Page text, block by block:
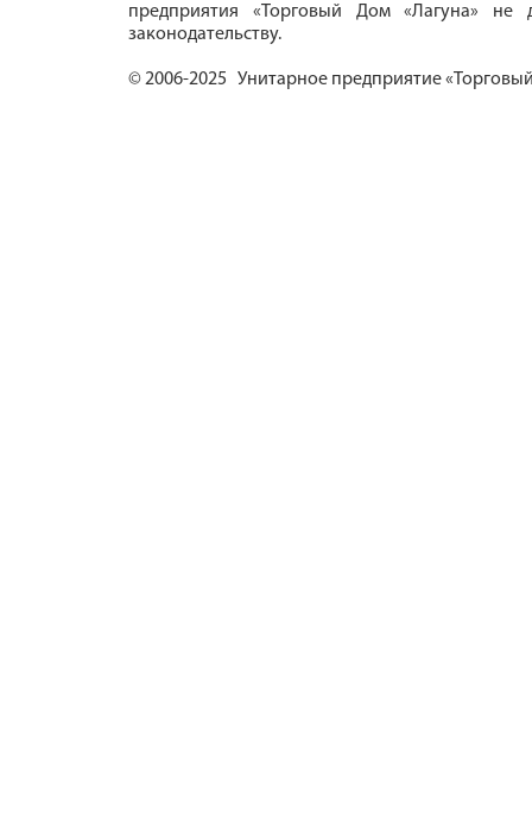
предприятия «Торговый Дом «Лагуна» не
законодательству.
© 2006-2025 Унитарное предприятие